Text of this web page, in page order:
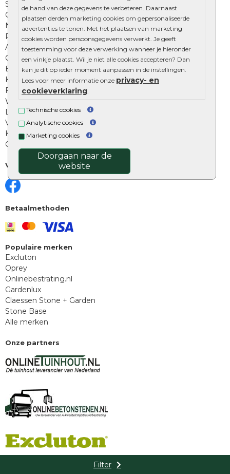
de hand van deze gegevens te verbeteren. Daarnaast
plaatsen derden marketing cookies om gepersonaliseerde
advertenties te tonen. Met het plaatsen van marketing
cookies worden persoonsgegevens verwerkt. Je geeft
toestemming voor deze verwerking wanneer je hieronder
een vinkje plaatst. Wil je niet alle cookies accepteren? Dan
kan je dit op ieder moment aanpassen in de instellingen.
Lees voor meer informatie onze privacy- en
cookieverklaring
Technische cookies
Analytische cookies
Marketing cookies
Doorgaan naar de
website
Filter
Showroom
Onze online tuinwinkels
Nuttige informatie
Privacy Policy
Algemene voorwaarden
Cookies beleid
Excluton garantie
Klantenbeoordelingen
Foto's en voorbeelden
Workshop bestraten
Legverbanden: verschillende soorten
Voegen van tuintegels
Keramische tegels schoonmaken
Opsluitbanden plaatsen
Volg ons
Betaalmethoden
Populaire merken
Excluton
Oprey
Onlinebestrating.nl
Gardenlux
Claessen Stone + Garden
Stone Base
Alle merken
Onze partners